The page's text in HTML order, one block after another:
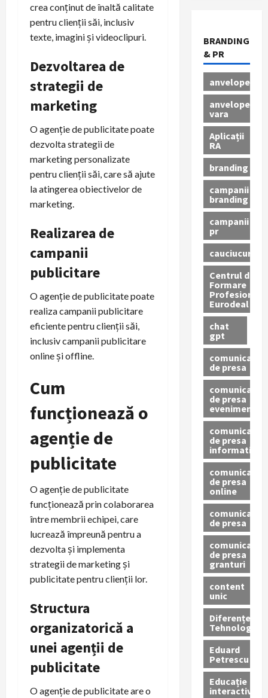
crea conținut de înaltă calitate
pentru clienții săi, inclusiv
texte, imagini și videoclipuri.
Dezvoltarea de
strategii de
marketing
O agenție de publicitate poate
dezvolta strategii de
marketing personalizate
pentru clienții săi, care să ajute
la atingerea obiectivelor de
marketing.
Realizarea de
campanii
publicitare
O agenție de publicitate poate
realiza campanii publicitare
eficiente pentru clienții săi,
inclusiv campanii publicitare
online și offline.
Cum
funcționează o
agenție de
publicitate
O agenție de publicitate
funcționează prin colaborarea
între membrii echipei, care
lucrează împreună pentru a
dezvolta și implementa
strategii de marketing și
publicitate pentru clienții lor.
Structura
organizatorică a
unei agenții de
publicitate
O agenție de publicitate are o
BRANDING
& PR
anvelope
anvelope
vara
Aplicații
RA
branding
campanii
branding
campanii
pr
cauciucuri
Centrul de
Formare
Profesionala
Eurodeal
chat
gpt
comunicat
de presa
comunicat
de presa
eveniment
comunicat
de presa
informativ
comunicat
de presa
online
comunicate
de presa
comunicate
de presa
granturi
content
unic
Diferențe
Tehnologice
Eduard
Petrescu
Educație
interactivă